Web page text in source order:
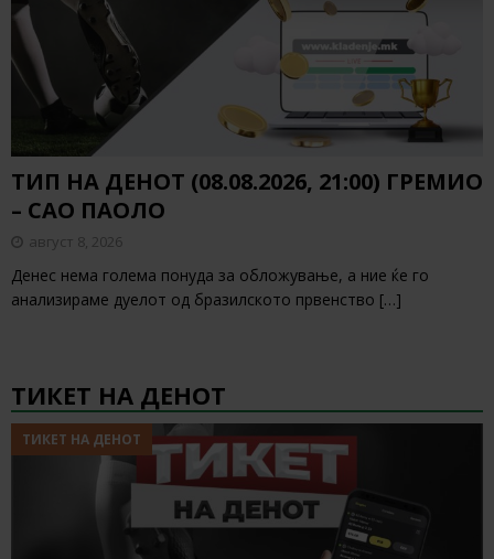
ТИП НА ДЕНОТ (08.08.2026, 21:00) ГРЕМИО
– САО ПАОЛО
август 8, 2026
Денес нема голема понуда за обложување, а ние ќе го
анализираме дуелот од бразилското првенство […]
ТИКЕТ НА ДЕНОТ
ТИКЕТ НА ДЕНОТ